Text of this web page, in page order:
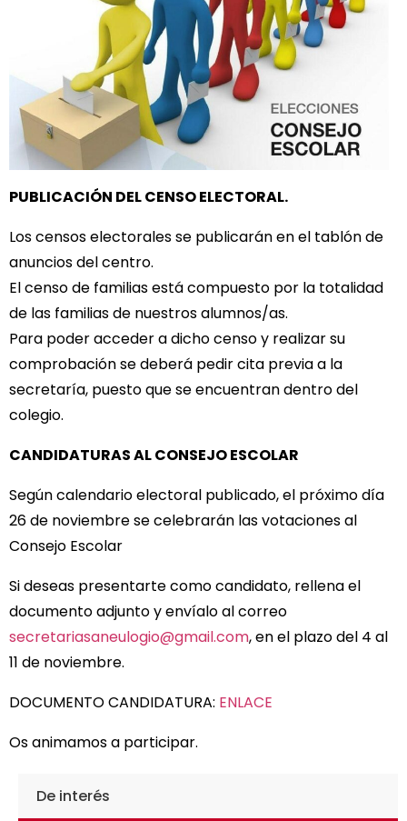
PUBLICACIÓN DEL CENSO ELECTORAL.
Los censos electorales se publicarán en el tablón de
anuncios del centro.
El censo de familias está compuesto por la totalidad
de las familias de nuestros alumnos/as.
Para poder acceder a dicho censo y realizar su
comprobación se deberá pedir cita previa a la
secretaría, puesto que se encuentran dentro del
colegio.
CANDIDATURAS AL CONSEJO ESCOLAR
Según calendario electoral publicado, el próximo día
26 de noviembre se celebrarán las votaciones al
Consejo Escolar
Si deseas presentarte como candidato, rellena el
documento adjunto y envíalo al correo
secretariasaneulogio@gmail.com, en el plazo del 4 al
11 de noviembre.
DOCUMENTO CANDIDATURA: ENLACE
Os animamos a participar.
De interés